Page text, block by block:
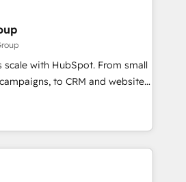
the partner you’ve been
🌟5 HubSpot Accreditations 🌟
Challenge 2021 🌟INBOUND’19
CRM. ✔️A team of
✔️Flexible pricing models —
one Dedicated HubSpot
over 25,000+ customers so
scale with HubSpot. From small
to CRM and websites.
experienced in every inch of
to work hand-in-hand with your
complex and build a better
team and customers.